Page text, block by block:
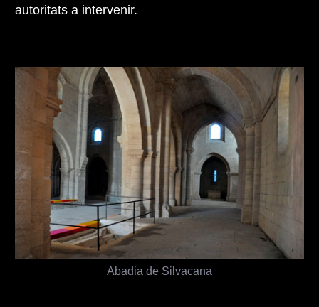
autoritats a intervenir.
Abadia de Silvacana